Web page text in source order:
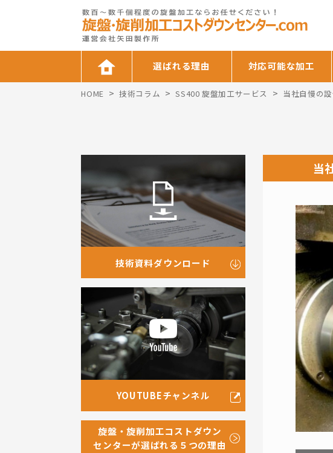
選ばれる理由 対応可能な加工
HOME > 技術コラム > SS400 旋盤加工サービス > 当社自慢の
技術資料ダウンロード
YOUTUBEチャンネル
旋盤・旋削加工コストダウン
センターが選ばれる５つの理由
当